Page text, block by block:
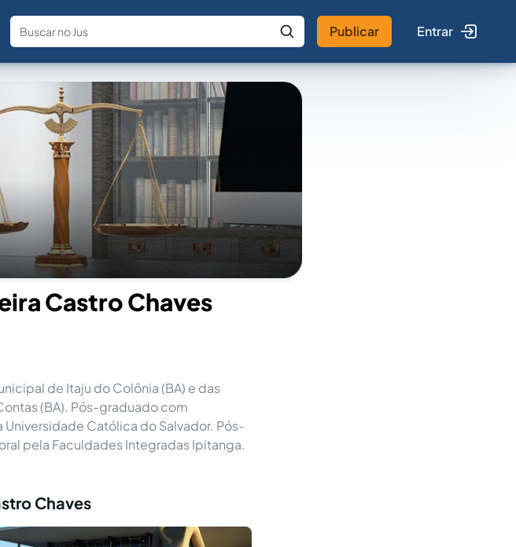
Fale com a IA Buscar no Jus
Publicar Entrar
Castro Chaves
de Itaju do Colônia (BA) e das
(BA). Pós-graduado com
Católica do Salvador. Pós-
pela Faculdades Integradas Ipitanga.
Chaves